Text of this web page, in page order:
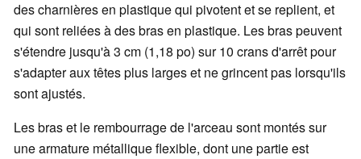
des charnières en plastique qui pivotent et se replient, et
qui sont reliées à des bras en plastique. Les bras peuvent
s'étendre jusqu'à 3 cm (1,18 po) sur 10 crans d'arrêt pour
s'adapter aux têtes plus larges et ne grincent pas lorsqu'ils
sont ajustés.
Les bras et le rembourrage de l'arceau sont montés sur
une armature métallique flexible, dont une partie est